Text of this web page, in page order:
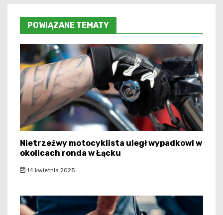
POWIĄZANE TEMATY
Nietrzeźwy motocyklista uległ wypadkowi w
okolicach ronda w Łącku
14 kwietnia 2025